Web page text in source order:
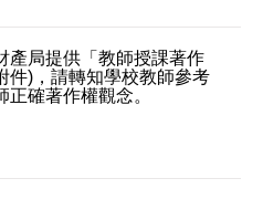
產局提供「教師授課著作
件)，請轉知學校教師參考
確著作權觀念。